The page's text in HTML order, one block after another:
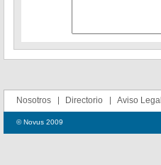
Nosotros Directorio Aviso Legal
© Novus 2009